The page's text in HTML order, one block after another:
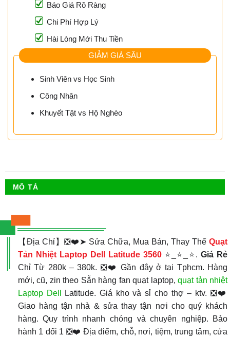
Báo Giá Rõ Ràng
Chi Phí Hợp Lý
Hài Lòng Mới Thu Tiền
GIẢM GIÁ SÂU
Sinh Viên vs Học Sinh
Công Nhân
Khuyết Tật vs Hộ Nghèo
MÔ TẢ
【Địa Chỉ】❎❤️➤ Sửa Chữa, Mua Bán, Thay ThếQuạt
Tản Nhiệt Laptop Dell Latitude 3560 ⭐_⭐_⭐.Giá Rẻ
Chỉ Từ 280k – 380k. ❎❤️ Gần đây ở tại Tphcm. Hàng
mới, cũ, zin theo Sẵn hàng fan quạt laptop,quạt tản nhiệt
Laptop Dell
Latitude. Giá kho và sỉ cho thợ – ktv. ❎❤️
Giao hàng tận nhà & sửa thay tận nơi cho quý khách
hàng. Quy trình nhanh chóng và chuyên nghiệp. Bảo
hành 1 đổi 1 ❎❤️ Địa điểm, chỗ, nơi, tiệm, trung tâm, cửa